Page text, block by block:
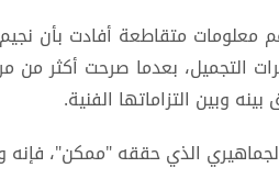
معلومات متقاطعة أفادت بأن
التجميل، بعدما صرحت أكثر من
وبين التزاماتها الفنية.
الذي حققه "ممكن"، فإنه